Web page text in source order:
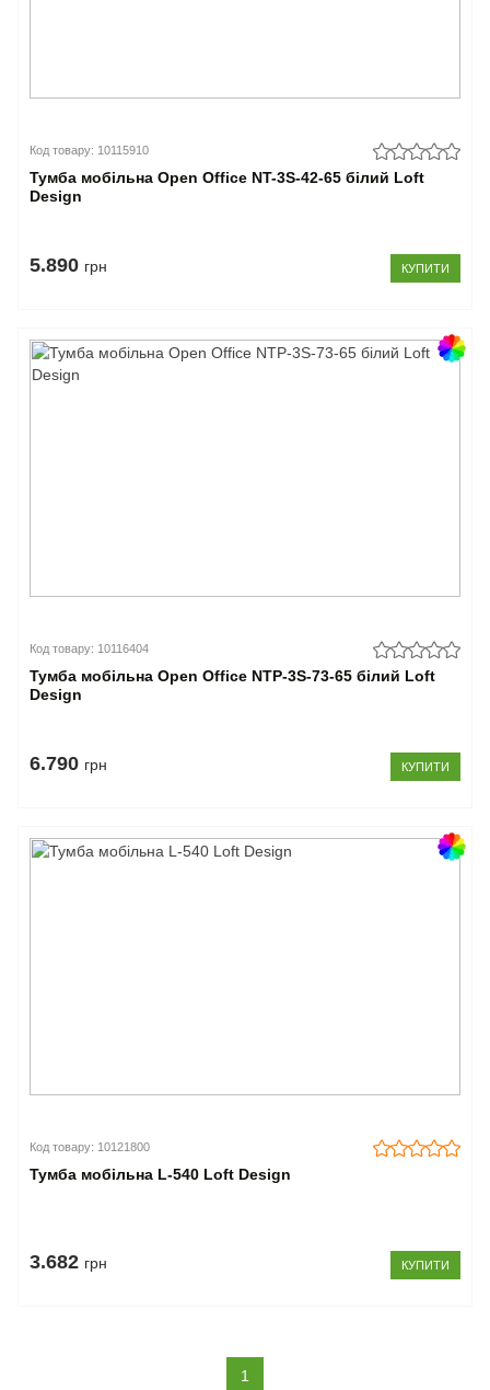
Код товару: 10115910
Тумба мобільна Open Office NT-3S-42-65 білий Loft
Design
5.890 грн КУПИТИ
Код товару: 10116404
Тумба мобільна Open Office NTP-3S-73-65 білий Loft
Design
6.790 грн КУПИТИ
Код товару: 10121800
Тумба мобільна L-540 Loft Design
3.682 грн КУПИТИ
1